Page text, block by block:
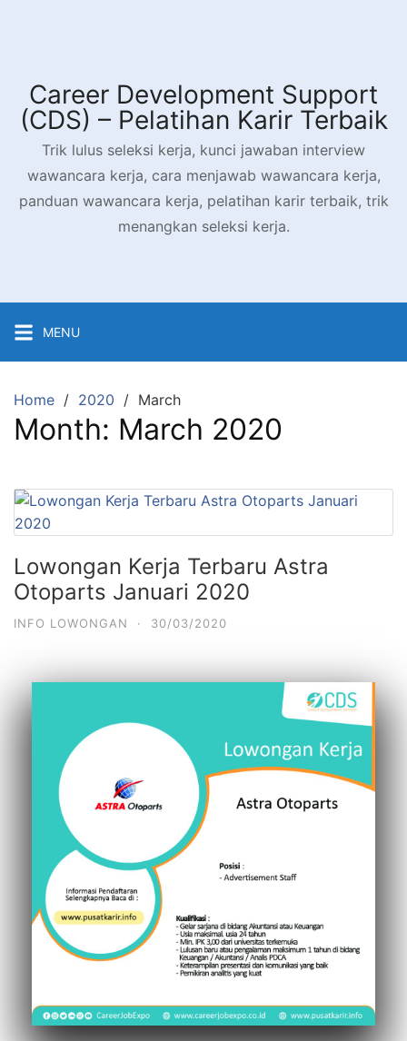
Career Development Support
(CDS) – Pelatihan Karir Terbaik
Trik lulus seleksi kerja, kunci jawaban interview
wawancara kerja, cara menjawab wawancara kerja,
panduan wawancara kerja, pelatihan karir terbaik, trik
menangkan seleksi kerja.
MENU
Home 2020 March
Month: March 2020
Lowongan Kerja Terbaru Astra
Otoparts Januari 2020
INFO LOWONGAN · 30/03/2020